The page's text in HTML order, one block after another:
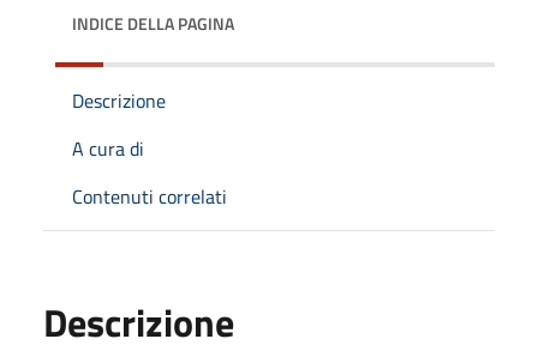
INDICE DELLA PAGINA
Descrizione
A cura di
Contenuti correlati
Descrizione